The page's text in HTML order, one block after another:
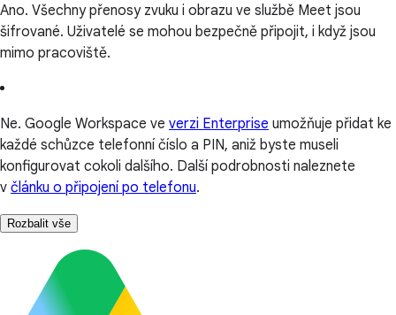
Ano. Všechny přenosy zvuku i obrazu ve službě Meet jsou
šifrované. Uživatelé se mohou bezpečně připojit, i když jsou
mimo pracoviště.
Ne. Google Workspace ve verzi Enterprise umožňuje přidat ke
každé schůzce telefonní číslo a PIN, aniž byste museli
konfigurovat cokoli dalšího. Další podrobnosti naleznete
v článku o připojení po telefonu.
Rozbalit vše